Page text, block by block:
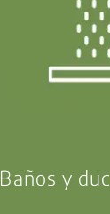
Baños y